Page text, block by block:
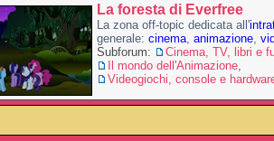
La foresta di Everfree
La zona off-topic dedicata all'
generale: cinema, animazione,
Subforum:
Cinema, TV, libri e
Il mondo dell'Animazione,
Videogiochi, console e